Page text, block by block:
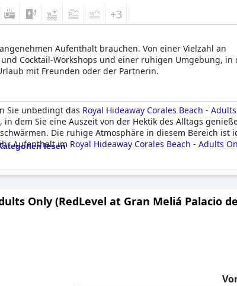
+3
Aufenthalt brauchen. Von einer Vielzahl an
Cocktail-Workshops und einer ruhigen Umgebung, in
mit Freunden oder der Partnerin.
Sie unbedingt das Royal Hideaway Corales Beach -
dem Sie eine Auszeit von der Hektik des Alltags
Die ruhige Atmosphäre in diesem Bereich ist
Aufenthalt im Royal Hideaway Corales Beach - Adults
sehr freundliches und hilfsbereites Personal. Einige
nur für Erwachsene zu klein ist und schnell überfüllt
nicht die richtige Kleidung trugen.
Struktur des Hotels einzigartig und dennoch sehr gut
möchten, können wir Ihnen dieses Hotel nur für
lesen
Only (RedLevel at Gran Meliá Palacio de